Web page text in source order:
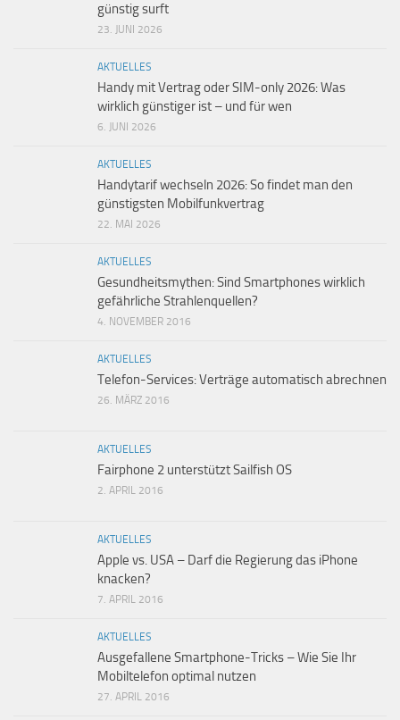
günstig surft
23. JUNI 2026
AKTUELLES
Handy mit Vertrag oder SIM-only 2026: Was
wirklich günstiger ist – und für wen
6. JUNI 2026
AKTUELLES
Handytarif wechseln 2026: So findet man den
günstigsten Mobilfunkvertrag
22. MAI 2026
AKTUELLES
Gesundheitsmythen: Sind Smartphones wirklich
gefährliche Strahlenquellen?
4. NOVEMBER 2016
AKTUELLES
Telefon-Services: Verträge automatisch abrechnen
26. MÄRZ 2016
AKTUELLES
Fairphone 2 unterstützt Sailfish OS
2. APRIL 2016
AKTUELLES
Apple vs. USA – Darf die Regierung das iPhone
knacken?
7. APRIL 2016
AKTUELLES
Ausgefallene Smartphone-Tricks – Wie Sie Ihr
Mobiltelefon optimal nutzen
27. APRIL 2016